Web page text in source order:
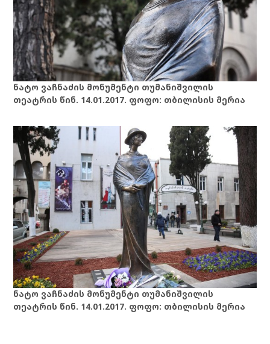
ნატო ვაჩნაძის მონუმენტი თუმანიშვილის
თეატრის წინ. 14.01.2017. ფოფო: თბილისის მერია
ნატო ვაჩნაძის მონუმენტი თუმანიშვილის
თეატრის წინ. 14.01.2017. ფოფო: თბილისის მერია